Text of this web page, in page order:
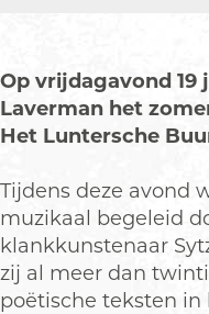
o
n
c
r
t
N
y
n
r
c
o
c
e
r
t
N
r
c
o
c
e
r
t
N
Op vrijdagavond
Laverman het
Het Luntersche
Tijdens deze avond
muzikaal begeleid
klankkunstenaar
zij al meer dan
poëtische teksten in